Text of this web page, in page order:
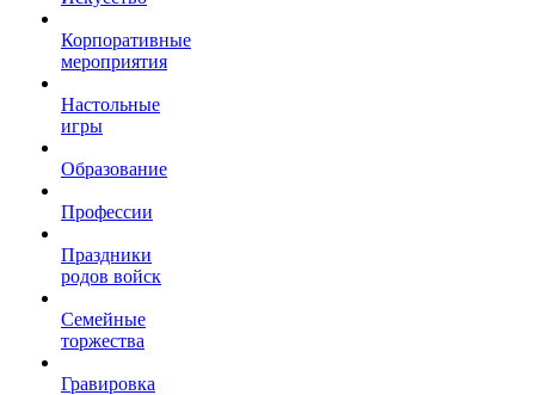
Корпоративные
мероприятия
Настольные
игры
Образование
Профессии
Праздники
родов войск
Семейные
торжества
Гравировка